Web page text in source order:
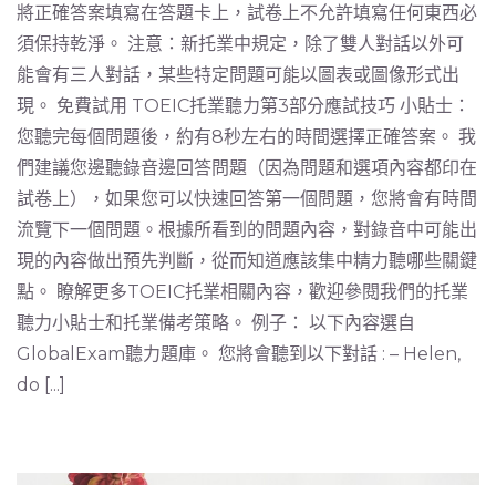
將正確答案填寫在答題卡上，試卷上不允許填寫任何東西必
須保持乾淨。 注意：新托業中規定，除了雙人對話以外可
能會有三人對話，某些特定問題可能以圖表或圖像形式出
現。 免費試用 TOEIC托業聽力第3部分應試技巧 小貼士：
您聽完每個問題後，約有8秒左右的時間選擇正確答案。 我
們建議您邊聽錄音邊回答問題（因為問題和選項內容都印在
試卷上），如果您可以快速回答第一個問題，您將會有時間
流覽下一個問題。根據所看到的問題內容，對錄音中可能出
現的內容做出預先判斷，從而知道應該集中精力聽哪些關鍵
點。 瞭解更多TOEIC托業相關內容，歡迎參閱我們的托業
聽力小貼士和托業備考策略。 例子： 以下內容選自
GlobalExam聽力題庫。 您將會聽到以下對話 : – Helen,
do [...]